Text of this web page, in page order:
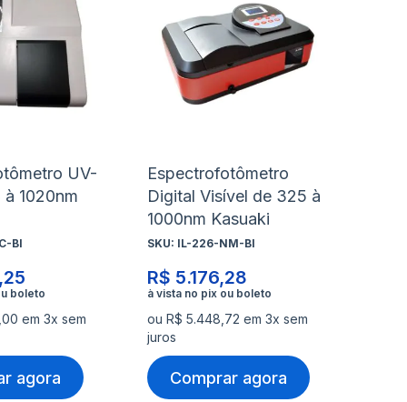
UV-
à 1020nm
BI
em 3x sem
agora
lista
de
Adicionar
para
Comparar
Espectrofotômetro
Digital Visível de 325 à
1000nm Kasuaki
SKU: IL-226-NM-BI
R$ 5.176,28
ou R$ 5.448,72 em 3x sem
juros
Comprar agora